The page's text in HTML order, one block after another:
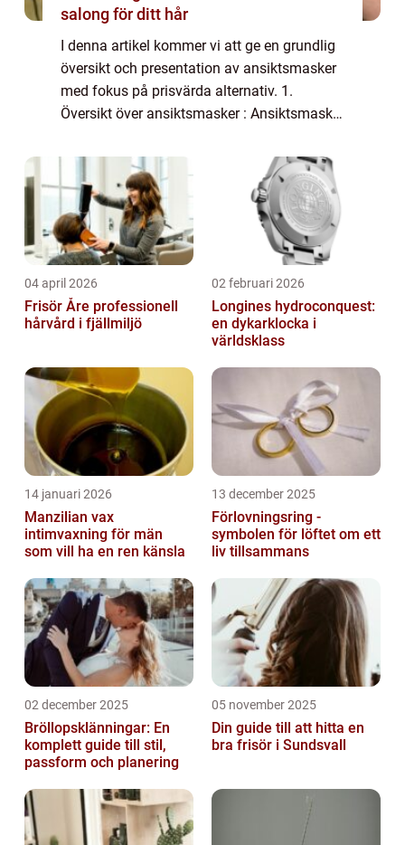
salong för ditt hår
I denna artikel kommer vi att ge en grundlig
översikt och presentation av ansiktsmasker
med fokus på prisvärda alternativ. 1.
Översikt över ansiktsmasker : Ansiktsmasker
ge huden extra näring och behandling. D...
04 april 2026
Frisör Åre professionell
hårvård i fjällmiljö
02 februari 2026
Longines hydroconquest:
en dykarklocka i
världsklass
14 januari 2026
Manzilian vax
intimvaxning för män
som vill ha en ren känsla
13 december 2025
Förlovningsring -
symbolen för löftet om ett
liv tillsammans
02 december 2025
Bröllopsklänningar: En
komplett guide till stil,
passform och planering
05 november 2025
Din guide till att hitta en
bra frisör i Sundsvall